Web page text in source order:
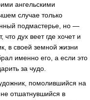
ангельскими
случае только
подмастерье, но —
дух веет где хочет и
в своей земной жизни
именно его, а если это
за чудо.
помолившийся на
отшатнувшийся в